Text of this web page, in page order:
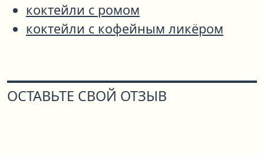
коктейли с ромом
коктейли с кофейным ликёром
ОСТАВЬТЕ СВОЙ ОТЗЫВ